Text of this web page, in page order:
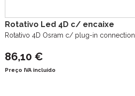
Rotativo Led 4D c/ encaixe
Rotativo 4D Osram c/ plug-in connection
86,10 €
Preço IVA incluído